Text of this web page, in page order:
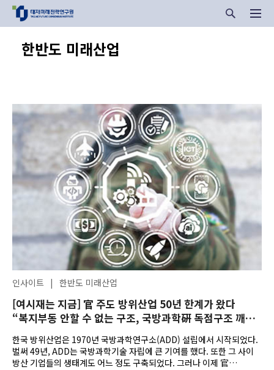
한반도 미래산업
인사이트 | 한반도 미래산업
[여시재는 지금] 官 주도 방위산업 50년 한계가 왔다
“복지부동 안할 수 없는 구조, 국방과학硏 독점구조 깨지
않으면 미래 없다” - 여시재 ‘미래산업’ 6차 토론회
‘소비국방에서 투자국방으로’
한국 방위산업은 1970년 국방과학연구소(ADD) 설립에서 시작되었다.
벌써 49년, ADD는 국방과학기술 자립에 큰 기여를 했다. 또한 그 사이
방산 기업들의 생태계도 어느 정도 구축되었다. 그러나 이제 官